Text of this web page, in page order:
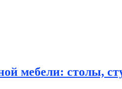
мебели: столы,